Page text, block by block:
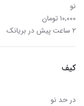
نو
۱۰,۰۰۰ تومان
۲ ساعت پیش در بریانک
کیف
در حد نو